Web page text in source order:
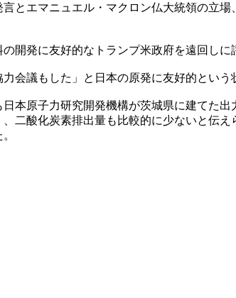
とエマニュエル・マクロン仏大統領の立
開発に友好的なトランプ米政府を遠回しに
会議もした」と日本の原発に友好的という
本原子力研究開発機構が茨城県に建てた
二酸化炭素排出量も比較的に少ないと伝